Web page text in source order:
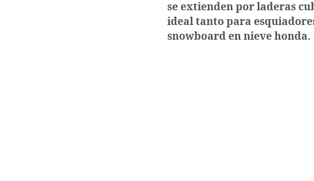
se extienden por laderas
ideal tanto para
snowboard en nieve honda.